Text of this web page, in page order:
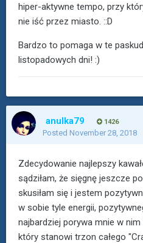
hiper-aktywne tempo, przy
nie iść przez miasto. ::D
Bardzo to pomaga w te
listopadowych dni! :)
anulka79 1426
Posted November 28, 2018
Zdecydowanie najlepszy
sądziłam, że sięgnę jeszcze
skusiłam się i jestem
w sobie tyle energii,
najbardziej porywa mnie w
który stanowi trzon całego